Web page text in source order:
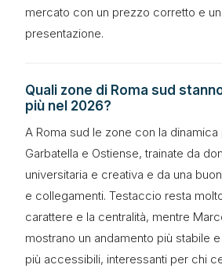
mercato con un prezzo corretto e
presentazione.
Quali zone di Roma sud
più nel 2026?
A Roma sud le zone con la
Garbatella e Ostiense, trainate da
universitaria e creativa e da una
e collegamenti. Testaccio resta
carattere e la centralità, mentre
mostrano un andamento più stabile
più accessibili, interessanti per chi